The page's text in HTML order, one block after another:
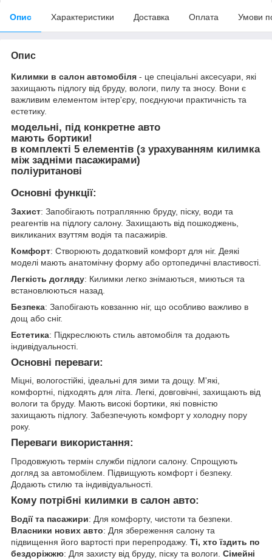
Опис Характеристики Доставка Оплата Умови
Опис
Килимки в салон автомобіля - це спеціальні аксесуари, які
захищають підлогу від бруду, вологи, пилу та зносу. Вони є
важливим елементом інтер'єру, поєднуючи практичність та
естетику.
модельні, під конкретне авто
мають бортики!
в комплекті 5 елементів (з урахуванням килимка
між задніми пасажирами)
поліуританові
Основні функції:
Захист: Запобігають потраплянню бруду, піску, води та
реагентів на підлогу салону. Захищають від пошкоджень,
викликаних взуттям водія та пасажирів.
Комфорт: Створюють додатковий комфорт для ніг. Деякі
моделі мають анатомічну форму або ортопедичні властивості.
Легкість догляду: Килимки легко знімаються, миються та
встановлюються назад.
Безпека: Запобігають ковзанню ніг, що особливо важливо в
дощ або сніг.
Естетика: Підкреслюють стиль автомобіля та додають
індивідуальності.
Основні переваги:
Міцні, вологостійкі, ідеальні для зими та дощу. М'які,
комфортні, підходять для літа. Легкі, довговічні, захищають від
вологи та бруду. Мають високі бортики, які повністю
захищають підлогу. Забезпечують комфорт у холодну пору
року.
Переваги використання:
Продовжують термін служби підлоги салону. Спрощують
догляд за автомобілем. Підвищують комфорт і безпеку.
Додають стилю та індивідуальності.
Кому потрібні килимки в салон авто:
Водії та пасажири: Для комфорту, чистоти та безпеки.
Власники нових авто: Для збереження салону та
підвищення його вартості при перепродажу. Ті, хто їздить по
бездоріжжю: Для захисту від бруду, піску та вологи. Сімейні